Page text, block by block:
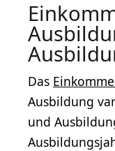
Das
Ausbildung
und